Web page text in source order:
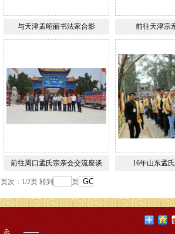
与天津孟昭丽书法家合影 前往天津宗
前往周口孟氏宗亲会交流座谈 16年山东孟
页次：1/2页 转到 页